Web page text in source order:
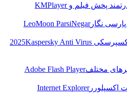
فیلم وKMPlayer
LeoMoon ParsiNegar
Kaspersky Anti Virus
Adobe Flash Player
Internet Explorer